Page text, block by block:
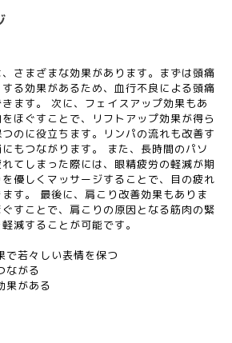
さまざまな効果があります。まずは頭痛
る効果があるため、血行不良による頭痛
ます。 次に、フェイスアップ効果もあ
ほぐすことで、リフトアップ効果が得ら
のに役立ちます。リンパの流れも改善す
もつながります。 また、長時間のパソ
てしまった際には、眼精疲労の軽減が期
優しくマッサージすることで、目の疲れ
す。 最後に、肩こり改善効果もありま
すことで、肩こりの原因となる筋肉の緊
減することが可能です。
で若々しい表情を保つ
ながる
果がある